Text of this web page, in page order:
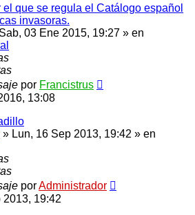
el que se regula el Catálogo español
invasoras.
Sab, 03 Ene 2015, 19:27 » en
por Francistrus
13:08
» Lun, 16 Sep 2013, 19:42 » en
porAdministrador
2013, 19:42